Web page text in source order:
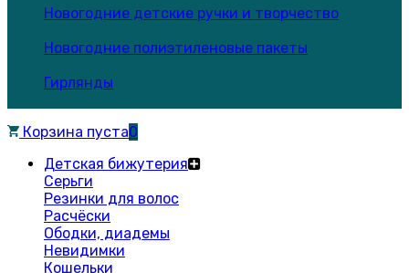
Новогодние детские ручки и творчество
Новогодние полиэтиленовые пакеты
Гирлянды
Корзина пуста0
Детская бижутерия
Серьги
Резинки для волос
Расчёски
Ободки, диадемы
Невидимки
Кошельки